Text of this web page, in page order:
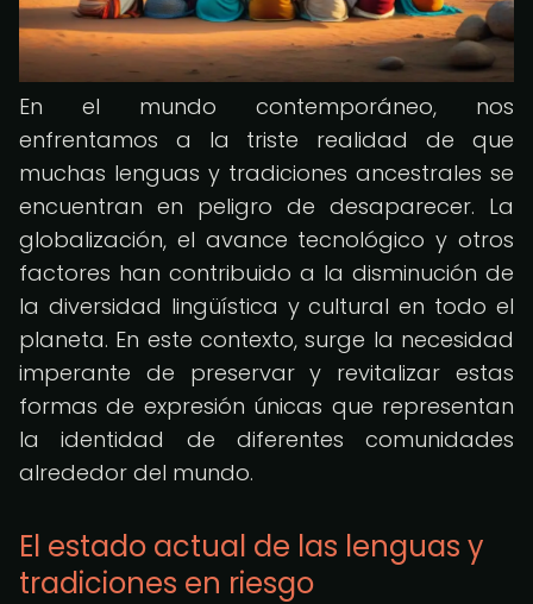
En el mundo contemporáneo, nos
enfrentamos a la triste realidad de que
muchas lenguas y tradiciones ancestrales se
encuentran en peligro de desaparecer. La
globalización, el avance tecnológico y otros
factores han contribuido a la disminución de
la diversidad lingüística y cultural en todo el
planeta. En este contexto, surge la necesidad
imperante de preservar y revitalizar estas
formas de expresión únicas que representan
la identidad de diferentes comunidades
alrededor del mundo.
El estado actual de las lenguas y
tradiciones en riesgo